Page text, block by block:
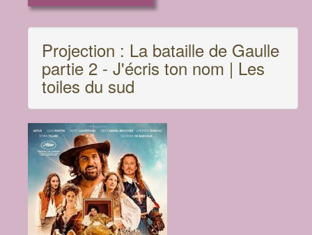
Projection : La bataille de Gaulle
partie 2 - J'écris ton nom | Les
toiles du sud